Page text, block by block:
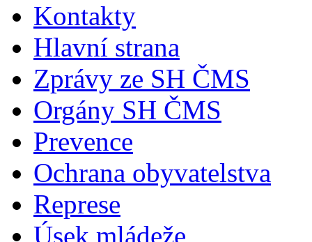
Kontakty
Hlavní strana
Zprávy ze SH ČMS
Orgány SH ČMS
Prevence
Ochrana obyvatelstva
Represe
Úsek mládeže